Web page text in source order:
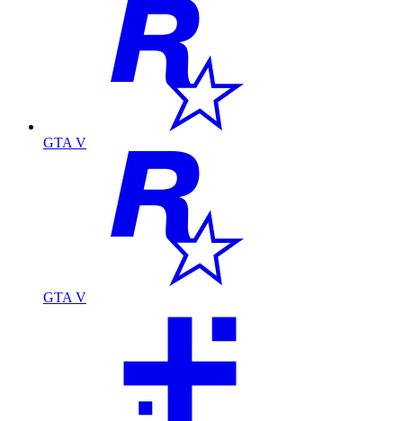
GTA V
GTA V